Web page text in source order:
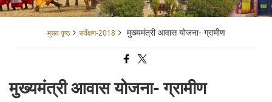
मुख्य पृष्ठ सर्वेक्षण-2018 मुख्यमंत्री आवास योजना- ग्रामीण
मुख्यमंत्री आवास योजना- ग्रामीण